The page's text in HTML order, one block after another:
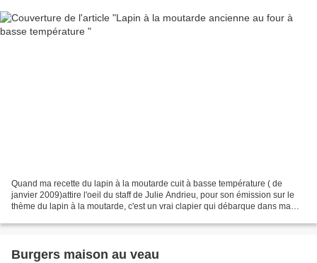
Quand ma recette du lapin à la moutarde cuit à basse température ( de
janvier 2009)attire l'oeil du staff de Julie Andrieu, pour son émission sur le
thème du lapin à la moutarde, c'est un vrai clapier qui débarque dans ma
Burgers maison au veau